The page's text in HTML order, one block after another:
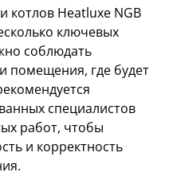
котлов Heatluxe NGB
ключевых
соблюдать
помещения, где будет
специалистов
работ, чтобы
и корректность